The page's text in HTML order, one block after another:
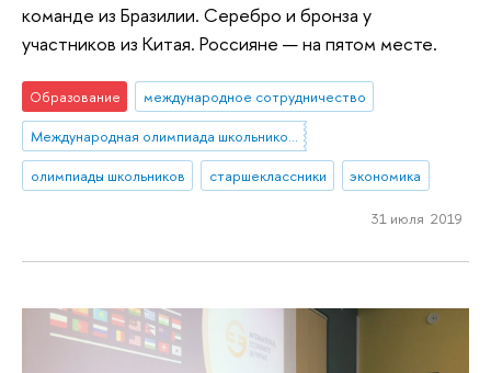
команде из Бразилии. Серебро и бронза у
участников из Китая. Россияне — на пятом месте.
Образование
международное сотрудничество
Международная олимпиада школьников по экономике
олимпиады школьников
старшеклассники экономика
31 июля 2019